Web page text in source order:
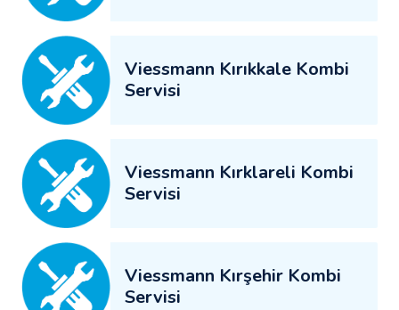
Viessmann Kırıkkale Kombi
Servisi
Viessmann Kırklareli Kombi
Servisi
Viessmann Kırşehir Kombi
Servisi